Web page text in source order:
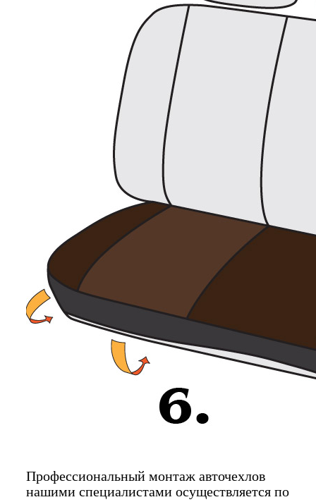
Профессиональный монтаж авточехлов
нашими специалистами осуществляется по